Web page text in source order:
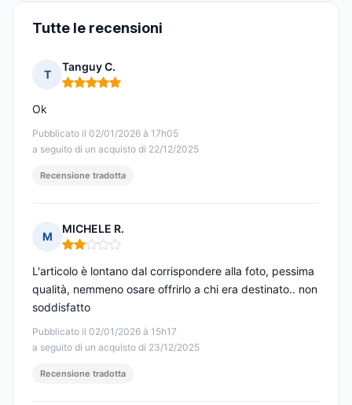
Tutte le recensioni
T
Tanguy C.
Nota: 5 su 5
Pubblicato il 02/01/2026 à 17h05
a seguito di un acquisto di 22/12/2025
Ok
Recensione tradotta
M
MICHELE R.
Nota: 2 su 5
Pubblicato il 02/01/2026 à 15h17
a seguito di un acquisto di 23/12/2025
L'articolo è lontano dal corrispondere alla foto, pessima
qualità, nemmeno osare offrirlo a chi era destinato.. non
soddisfatto
Recensione tradotta